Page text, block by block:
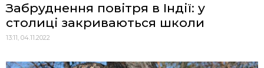
Забруднення повітря в Індії: у
столиці закриваються школи
13:11, 04.11.2022